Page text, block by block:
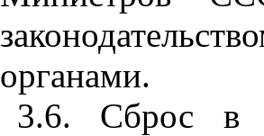
органами.
3.6. Сброс в